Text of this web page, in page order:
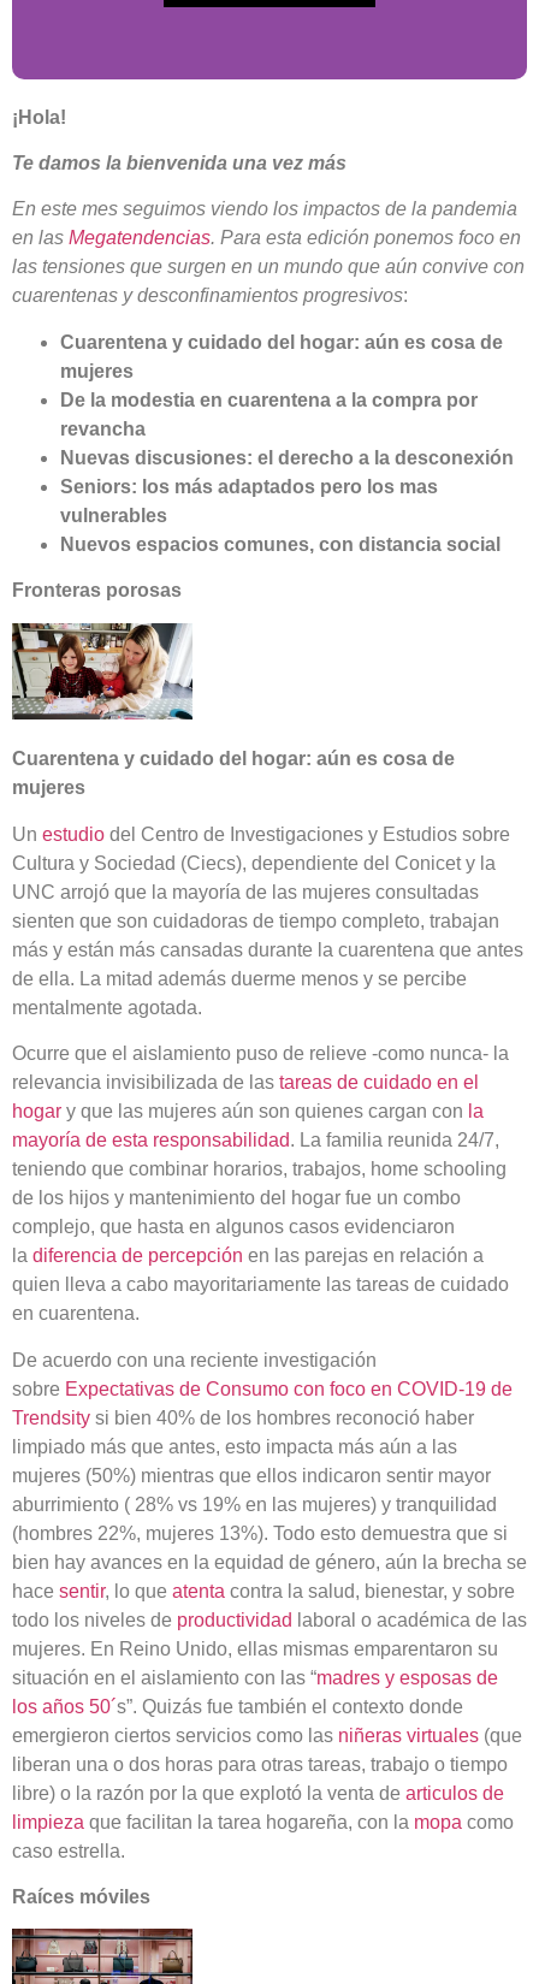
¡Hola!
Te damos la bienvenida una vez más
En este mes seguimos viendo los impactos de la pandemia
en las Megatendencias. Para esta edición ponemos foco en
las tensiones que surgen en un mundo que aún convive con
cuarentenas y desconfinamientos progresivos:
Cuarentena y cuidado del hogar: aún es cosa de
mujeres
De la modestia en cuarentena a la compra por
revancha
Nuevas discusiones: el derecho a la desconexión
Seniors: los más adaptados pero los mas
vulnerables
Nuevos espacios comunes, con distancia social
Fronteras porosas
Cuarentena y cuidado del hogar: aún es cosa de
mujeres
Un estudio del Centro de Investigaciones y Estudios sobre
Cultura y Sociedad (Ciecs), dependiente del Conicet y la
UNC arrojó que la mayoría de las mujeres consultadas
sienten que son cuidadoras de tiempo completo, trabajan
más y están más cansadas durante la cuarentena que antes
de ella. La mitad además duerme menos y se percibe
mentalmente agotada.
Ocurre que el aislamiento puso de relieve -como nunca- la
relevancia invisibilizada de las tareas de cuidado en el
hogar y que las mujeres aún son quienes cargan con la
mayoría de esta responsabilidad. La familia reunida 24/7,
teniendo que combinar horarios, trabajos, home schooling
de los hijos y mantenimiento del hogar fue un combo
complejo, que hasta en algunos casos evidenciaron
la diferencia de percepción en las parejas en relación a
quien lleva a cabo mayoritariamente las tareas de cuidado
en cuarentena.
De acuerdo con una reciente investigación
sobre Expectativas de Consumo con foco en COVID-19 de
Trendsity si bien 40% de los hombres reconoció haber
limpiado más que antes, esto impacta más aún a las
mujeres (50%) mientras que ellos indicaron sentir mayor
aburrimiento ( 28% vs 19% en las mujeres) y tranquilidad
(hombres 22%, mujeres 13%). Todo esto demuestra que si
bien hay avances en la equidad de género, aún la brecha se
hace sentir, lo que atenta contra la salud, bienestar, y sobre
todo los niveles de productividad laboral o académica de las
mujeres. En Reino Unido, ellas mismas emparentaron su
situación en el aislamiento con las “madres y esposas de
los años 50´s”. Quizás fue también el contexto donde
emergieron ciertos servicios como las niñeras virtuales (que
liberan una o dos horas para otras tareas, trabajo o tiempo
libre) o la razón por la que explotó la venta de articulos de
limpieza que facilitan la tarea hogareña, con la mopa como
caso estrella.
Raíces móviles